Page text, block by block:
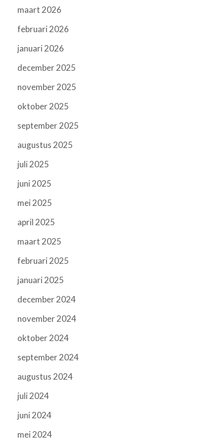
maart 2026
februari 2026
januari 2026
december 2025
november 2025
oktober 2025
september 2025
augustus 2025
juli 2025
juni 2025
mei 2025
april 2025
maart 2025
februari 2025
januari 2025
december 2024
november 2024
oktober 2024
september 2024
augustus 2024
juli 2024
juni 2024
mei 2024